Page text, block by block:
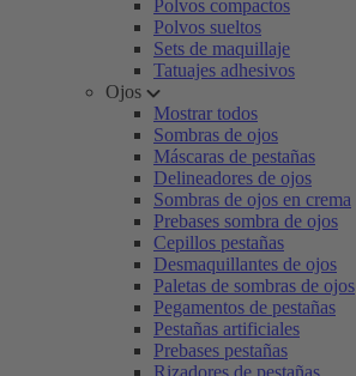
Polvos compactos
Polvos sueltos
Sets de maquillaje
Tatuajes adhesivos
Ojos
Mostrar todos
Sombras de ojos
Máscaras de pestañas
Delineadores de ojos
Sombras de ojos en crema
Prebases sombra de ojos
Cepillos pestañas
Desmaquillantes de ojos
Paletas de sombras de ojos
Pegamentos de pestañas
Pestañas artificiales
Prebases pestañas
Rizadores de pestañas